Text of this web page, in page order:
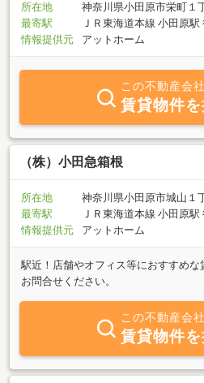
所在地
神奈川県小田原市栄町１
最寄駅
ＪＲ東海道本線 小田原駅
情報提供元
アットホーム
この不動産会
賃貸物件
（株）小田急箱根
所在地
神奈川県小田原市城山１
最寄駅
ＪＲ東海道本線 小田原駅
情報提供元
アットホーム
駅近！店舗やオフィス等におすすめ
お問合せください。
この不動産会
賃貸物件